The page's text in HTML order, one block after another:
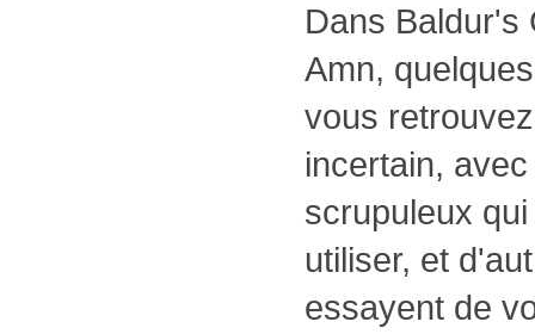
Dans Baldur's
Amn,
vous
incertain,
scrupuleux
utiliser, et
essayent de